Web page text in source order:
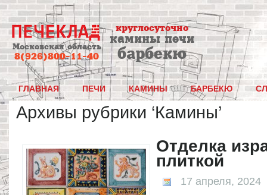
Московская область
8(926)800-11-40
круглосуточно
камины печи
барбекю
ГЛАВНАЯ ПЕЧИ КАМИНЫ БАРБЕКЮ
Архивы рубрики ‘Камины’
Отделка
плиткой
17 апреля, 2024